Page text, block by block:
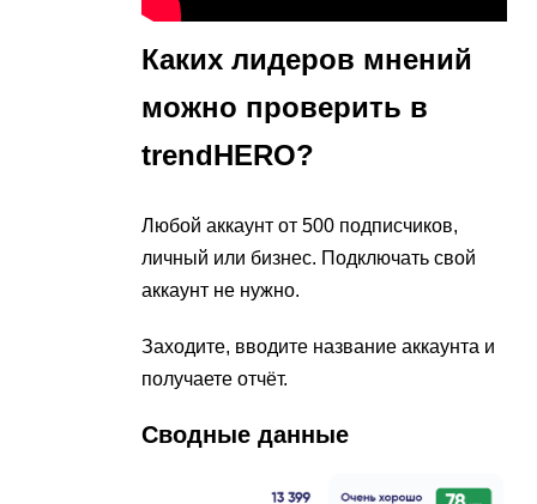
Каких лидеров мнений
можно проверить в
trendHERO?
Любой аккаунт от 500 подписчиков,
личный или бизнес. Подключать свой
аккаунт не нужно.
Заходите, вводите название аккаунта и
получаете отчёт.
Сводные данные